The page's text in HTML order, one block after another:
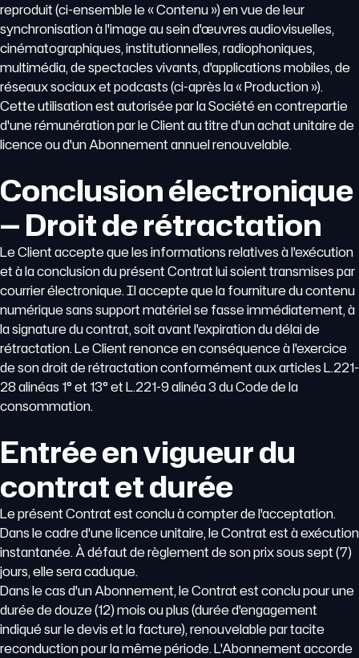
reproduit (ci-ensemble le « Contenu ») en vue de leur
synchronisation à l'image au sein d'œuvres audiovisuelles,
cinématographiques, institutionnelles, radiophoniques,
multimédia, de spectacles vivants, d'applications mobiles, de
réseaux sociaux et podcasts (ci-après la « Production »).
Cette utilisation est autorisée par la Société en contrepartie
d'une rémunération par le Client au titre d'un achat unitaire de
licence ou d'un Abonnement annuel renouvelable.
Conclusion électronique
— Droit de rétractation
Le Client accepte que les informations relatives à l'exécution
et à la conclusion du présent Contrat lui soient transmises par
courrier électronique. Il accepte que la fourniture du contenu
numérique sans support matériel se fasse immédiatement, à
la signature du contrat, soit avant l'expiration du délai de
rétractation. Le Client renonce en conséquence à l'exercice
de son droit de rétractation conformément aux articles L.221-
28 alinéas 1° et 13° et L.221-9 alinéa 3 du Code de la
consommation.
Entrée en vigueur du
contrat et durée
Le présent Contrat est conclu à compter de l'acceptation.
Dans le cadre d'une licence unitaire, le Contrat est à exécution
instantanée. À défaut de règlement de son prix sous sept (7)
jours, elle sera caduque.
Dans le cas d'un Abonnement, le Contrat est conclu pour une
durée de douze (12) mois ou plus (durée d'engagement
indiqué sur le devis et la facture), renouvelable par tacite
reconduction pour la même période. L'Abonnement accorde